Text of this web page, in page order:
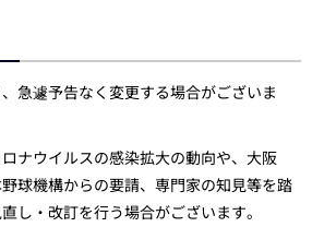
急遽予告なく変更する場合がございま
ナウイルスの感染拡大の動向や、大阪
球機構からの要請、専門家の知見等を踏
し・改訂を行う場合がございます。